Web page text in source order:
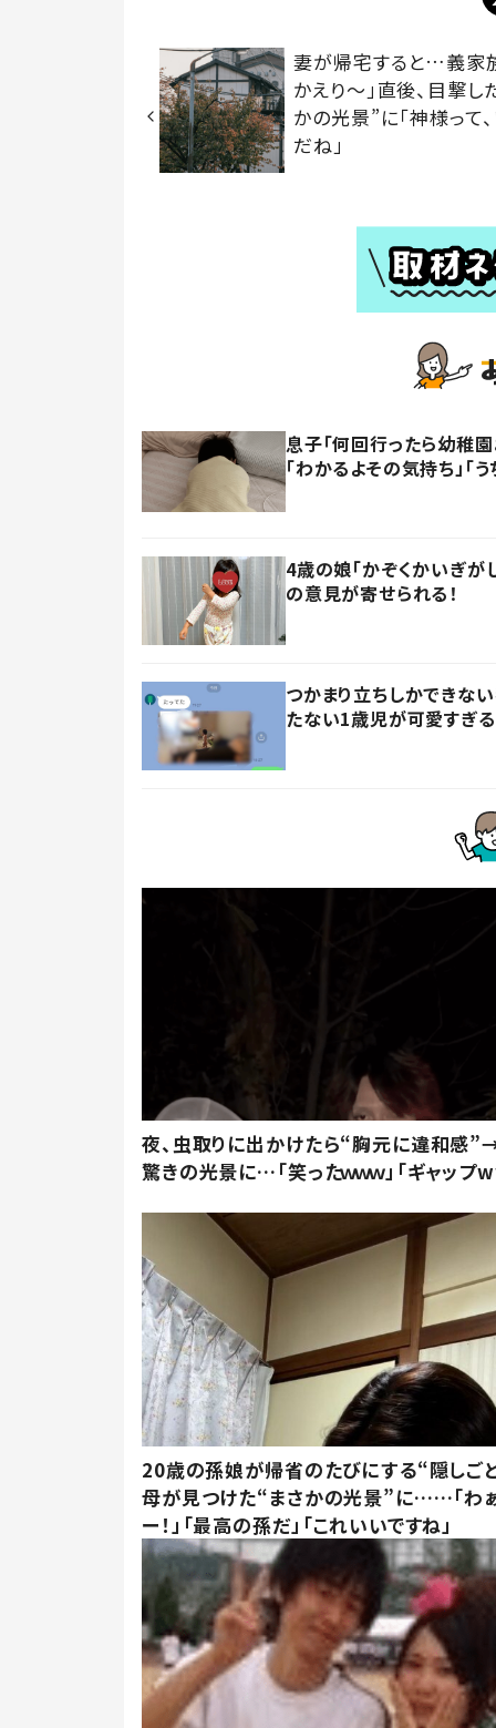
妻が帰宅すると…義家
かえり～」直後、目撃し
かの光景”に「神様って
だね」
息子「何回行ったら幼稚
「わかるよその気持ち」「
4歳の娘「かぞくかいぎ
の意見が寄せられる！
つかまり立ちしかできな
たない1歳児が可愛すぎ
夜、虫取りに出かけたら“胸元に違和感
驚きの光景に…「笑ったｗｗｗ」「ギャップ
20歳の孫娘が帰省のたびにする“隠しご
母が見つけた“まさかの光景”に……「わ
ー！」「最高の孫だ」「これいいですね」